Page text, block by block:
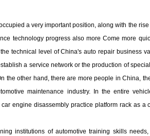
a very important position, along with the
technology progress also more Come more
technical level of China's auto repair business
a service network or the production of
the other hand, there are more people in China,
maintenance industry. In the entire
engine disassembly practice platform rack as
institutions of automotive training skills